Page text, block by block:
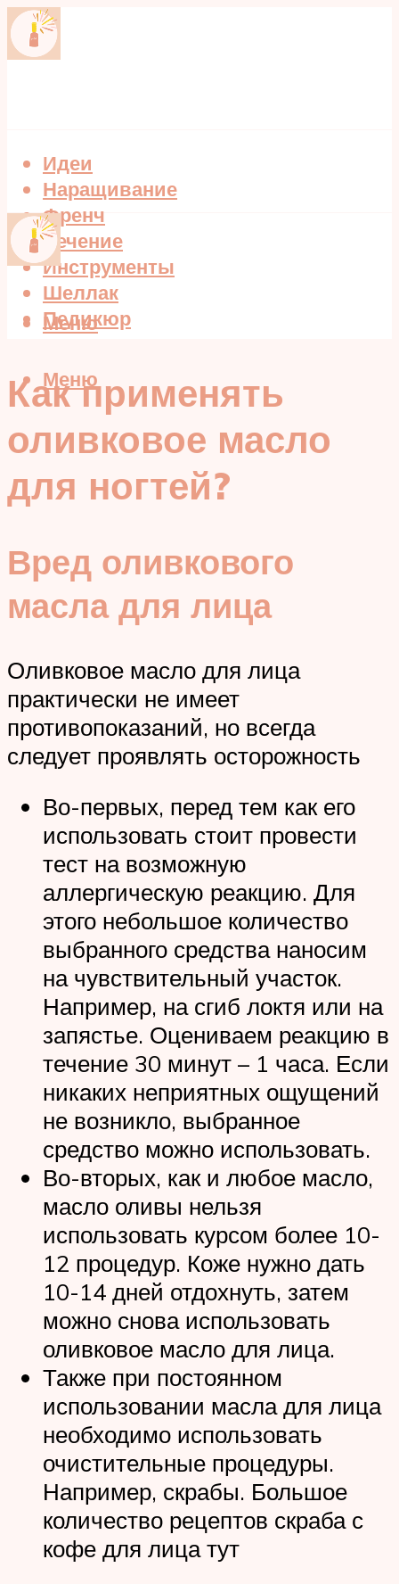
Идеи
Наращивание
Френч
Лечение
Инструменты
Шеллак
Педикюр
Меню
Меню
Как применять
оливковое масло
для ногтей?
Вред оливкового
масла для лица
Оливковое масло для лица
практически не имеет
противопоказаний, но всегда
следует проявлять осторожность
Во-первых, перед тем как его
использовать стоит провести
тест на возможную
аллергическую реакцию. Для
этого небольшое количество
выбранного средства наносим
на чувствительный участок.
Например, на сгиб локтя или на
запястье. Оцениваем реакцию в
течение 30 минут – 1 часа. Если
никаких неприятных ощущений
не возникло, выбранное
средство можно использовать.
Во-вторых, как и любое масло,
масло оливы нельзя
использовать курсом более 10-
12 процедур. Коже нужно дать
10-14 дней отдохнуть, затем
можно снова использовать
оливковое масло для лица.
Также при постоянном
использовании масла для лица
необходимо использовать
очистительные процедуры.
Например, скрабы. Большое
количество рецептов скраба с
кофе для лица тут